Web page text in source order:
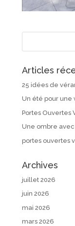
Articles
25 idées de
Un été pour une
Portes Ouvertes
Une ombre
portes ouvertes
Archives
juillet 2026
juin 2026
mai 2026
mars 2026